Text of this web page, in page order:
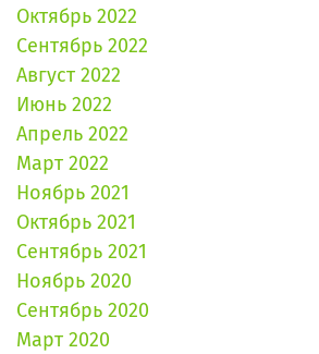
Октябрь 2022
Сентябрь 2022
Август 2022
Июнь 2022
Апрель 2022
Март 2022
Ноябрь 2021
Октябрь 2021
Сентябрь 2021
Ноябрь 2020
Сентябрь 2020
Март 2020